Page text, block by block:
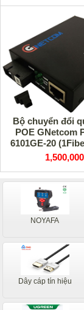
Bộ chuyển đổi
POE GNetcom
6101GE-20
10/100/
NOYAFA
Dây cáp tín hiệu